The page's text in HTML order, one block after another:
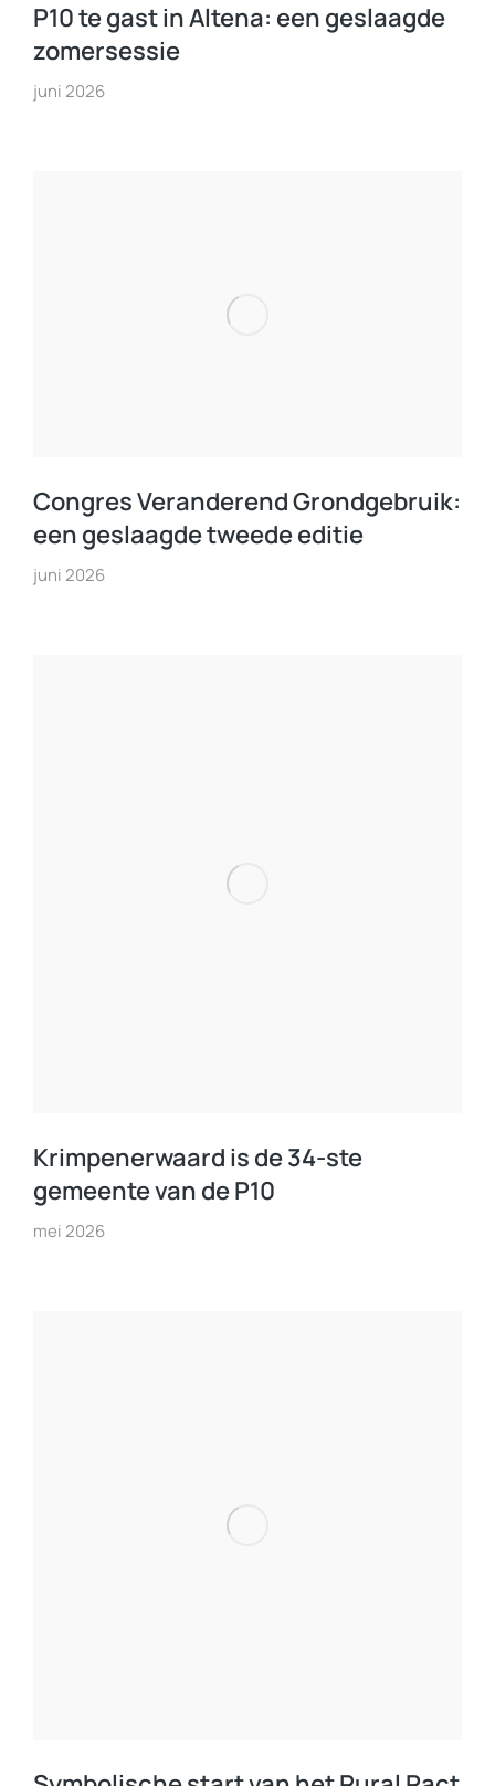
P10 te gast in Altena: een geslaagde
zomersessie
juni 2026
Congres Veranderend Grondgebruik:
een geslaagde tweede editie
juni 2026
Krimpenerwaard is de 34-ste
gemeente van de P10
mei 2026